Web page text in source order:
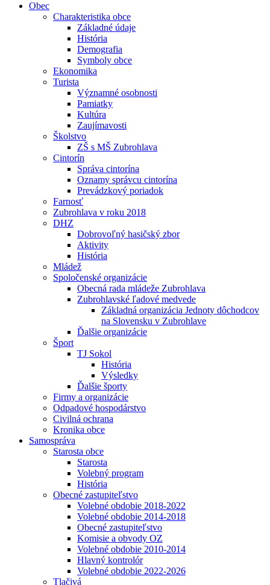
Obec
Charakteristika obce
Základné údaje
História
Demografia
Symboly obce
Ekonomika
Turista
Významné osobnosti
Pamiatky
Kultúra
Zaujímavosti
Školstvo
ZŠ s MŠ Zubrohlava
Cintorín
Správa cintorína
Oznamy správcu cintorína
Prevádzkový poriadok
Farnosť
Zubrohlava v roku 2018
DHZ
Dobrovoľný hasičský zbor
Aktivity
História
Mládež
Spoločenské organizácie
Obecná rada mládeže Zubrohlava
Zubrohlavské ľadové medvede
Základná organizácia Jednoty dôchodcov
na Slovensku v Zubrohlave
Ďalšie organizácie
Šport
TJ Sokol
História
Výsledky
Ďalšie športy
Firmy a organizácie
Odpadové hospodárstvo
Civilná ochrana
Kronika obce
Samospráva
Starosta obce
Starosta
Volebný program
História
Obecné zastupiteľstvo
Volebné obdobie 2018-2022
Volebné obdobie 2014-2018
Obecné zastupiteľstvo
Komisie a obvody OZ
Volebné obdobie 2010-2014
Hlavný kontrolór
Volebné obdobie 2022-2026
Tlačivá